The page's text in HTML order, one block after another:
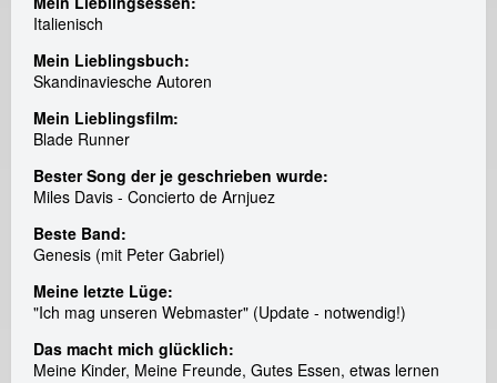
Italienisch
Mein Lieblingsbuch:
Skandinaviesche Autoren
Mein Lieblingsfilm:
Blade Runner
Bester Song der je geschrieben wurde:
Miles Davis - Concierto de Arnjuez
Beste Band:
Genesis (mit Peter Gabriel)
Meine letzte Lüge:
"Ich mag unseren Webmaster" (Update - notwendig!)
Das macht mich glücklich:
Meine Kinder, Meine Freunde, Gutes Essen, etwas lernen